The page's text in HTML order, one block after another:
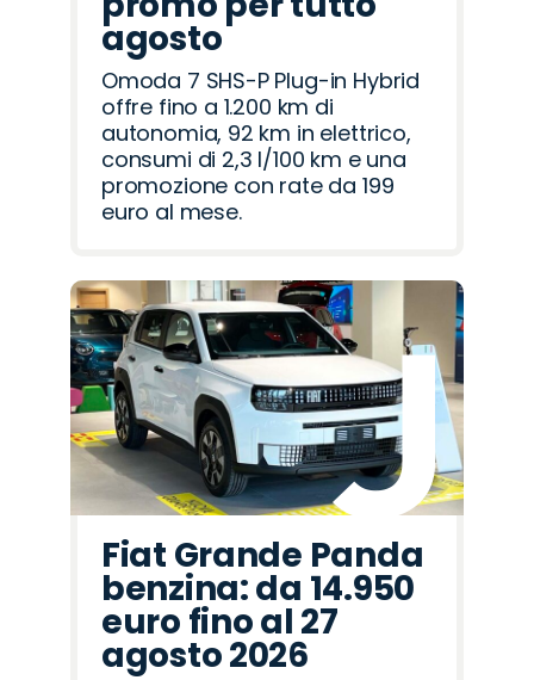
agosto
Omoda 7 SHS-P Plug-in Hybrid
offre fino a 1.200 km di
autonomia, 92 km in elettrico,
consumi di 2,3 l/100 km e una
promozione con rate da 199
euro al mese.
Fiat Grande Panda
benzina: da 14.950
euro fino al 27
agosto 2026